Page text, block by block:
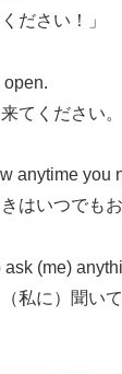
ださい！」
open.
てください。
anytime you
はいつでも
(me)
私に）聞い